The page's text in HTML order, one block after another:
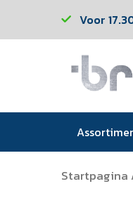
Voor
Startpagina